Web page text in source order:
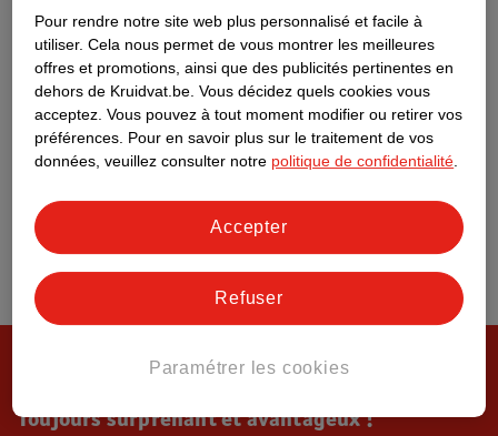
Toujours surprenant et avantageux !
Pour rendre notre site web plus personnalisé et facile à
utiliser. Cela nous permet de vous montrer les meilleures
offres et promotions, ainsi que des publicités pertinentes en
dehors de Kruidvat.be. Vous décidez quels cookies vous
acceptez. Vous pouvez à tout moment modifier ou retirer vos
préférences. Pour en savoir plus sur le traitement de vos
données, veuillez consulter notre politique de confidentialité
Paramétrer les cookies
Refuser
Accepter